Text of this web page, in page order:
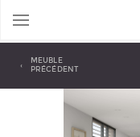
au
principal
Search
Back
top‹
MEUBLE
PRÉCÉDENT